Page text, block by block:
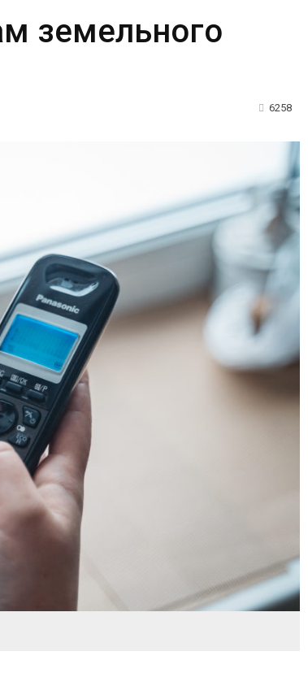
земельного
6258